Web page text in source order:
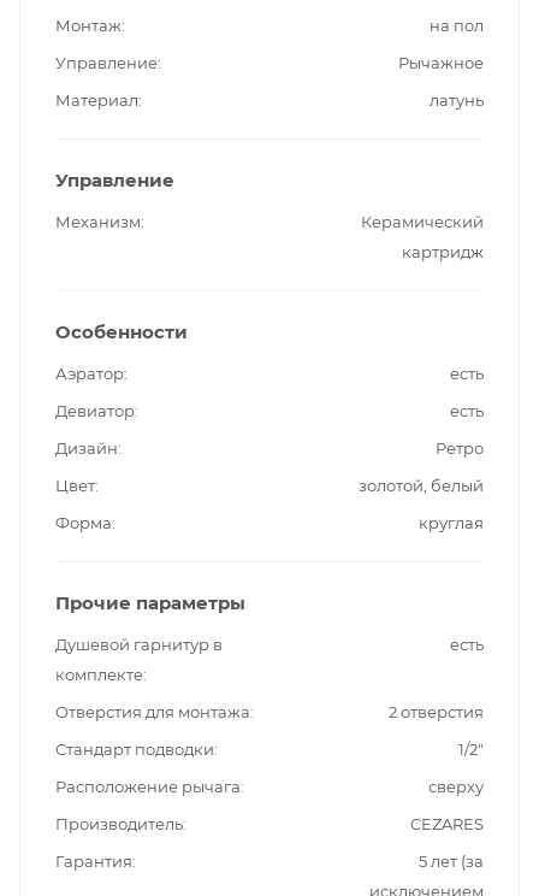
Монтаж
на пол
Управление
Рычажное
Материал
латунь
Управление
Механизм
Керамический
картридж
Особенности
Аэратор
есть
Девиатор
есть
Дизайн
Ретро
Цвет
золотой, белый
Форма
круглая
Прочие параметры
Душевой гарнитур в
комплекте
есть
Отверстия для монтажа
2 отверстия
Стандарт подводки
1/2"
Расположение рычага
сверху
Производитель
CEZARES
Гарантия
5 лет (за
исключением